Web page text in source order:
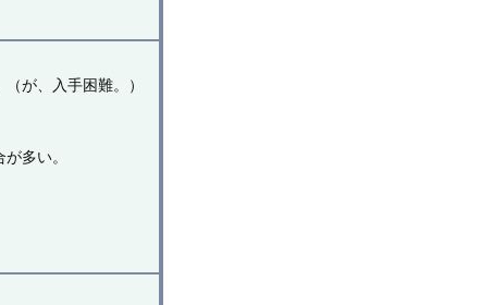
が、入手困難。）
多い。